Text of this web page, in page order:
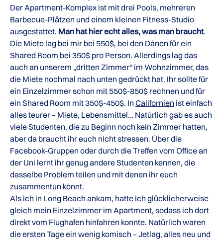
Der Apartment-Komplex ist mit drei Pools, mehreren
Barbecue-Plätzen und einem kleinen Fitness-Studio
ausgestattet. Man hat hier echt alles, was man braucht.
Die Miete lag bei mir bei 550$, bei den Dänen für ein
Shared Room bei 350$ pro Person. Allerdings lag das
auch an unserem „dritten Zimmer“ im Wohnzimmer, das
die Miete nochmal nach unten gedrückt hat. Ihr sollte für
ein Einzelzimmer schon mit 550$-850$ rechnen und für
ein Shared Room mit 350$-450$. In Californien ist einfach
alles teurer – Miete, Lebensmittel… Natürlich gab es auch
viele Studenten, die zu Beginn noch kein Zimmer hatten,
aber da braucht ihr euch nicht stressen. Über die
Facebook-Gruppen oder durch die Treffen vom Office an
der Uni lernt ihr genug andere Studenten kennen, die
dasselbe Problem teilen und mit denen ihr euch
zusammentun könnt.
Als ich in Long Beach ankam, hatte ich glücklicherweise
gleich mein Einzelzimmer im Apartment, sodass ich dort
direkt vom Flughafen hinfahren konnte. Natürlich waren
die ersten Tage ein wenig komisch – Jetlag, alles neu und